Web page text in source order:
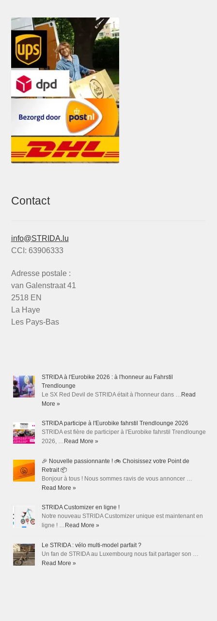
Contact
info@STRIDA.lu
CCI: 63906333
Adresse postale :
van Galenstraat 41
2518 EN
La Haye
Les Pays-Bas
STRIDA à l'Eurobike 2026 : à l'honneur au Fahrstil
Trendlounge
Le SX Red Devil de STRIDA était à l'honneur dans … Read
More »
STRIDA participe à l'Eurobike fahrstil Trendlounge 2026
STRIDA est fière de participer à l'Eurobike fahrstil Trendlounge
2026, … Read More »
🎉 Nouvelle passionnante ! 🚲 Choisissez votre Point de
Retrait 📦
Bonjour à tous ! Nous sommes ravis de vous annoncer …
Read More »
STRIDA Customizer en ligne !
Notre nouveau STRIDA Customizer unique est maintenant en
ligne ! … Read More »
Le STRIDA : vélo multi-model parfait ?
Un fan de STRIDA au Luxembourg nous fait partager son …
Read More »